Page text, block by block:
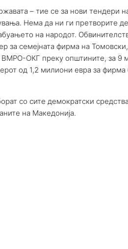
– тие се за нови тендери
Нема да ни ги претворите
на народот.
за семејната фирма на
ОКГ преку општините, за 9
од 1,2 милиони евра за
со сите демократски
на Македонија.